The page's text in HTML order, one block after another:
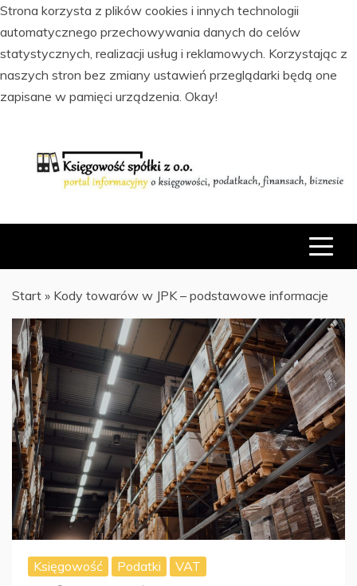
Strona korzysta z plików cookies i innych technologii
automatycznego przechowywania danych do celów
statystycznych, realizacji usług i reklamowych. Korzystając z
naszych stron bez zmiany ustawień przeglądarki będą one
zapisane w pamięci urządzenia. Okay!
FINANSACH I BIZNESIE
Start » Kody towarów w JPK – podstawowe informacje
Księgowość Podatki VAT